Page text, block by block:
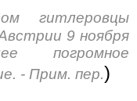
гитлеровцы
9 ноября
погромное
- Прим. пер.)